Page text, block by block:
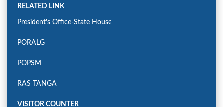
RELATED LINK
President's Office-State House
PORALG
POPSM
RAS TANGA
VISITOR COUNTER